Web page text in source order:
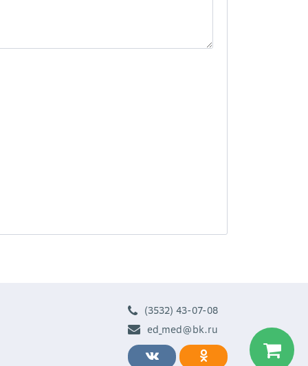
(3532) 43-07-08
ed_med@bk.ru